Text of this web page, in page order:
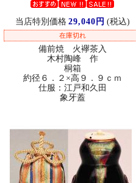
当店特別価格 29,040円 (税込)
在庫切れ
備前焼 火襷茶入
木村陶峰 作
桐箱
約径６．２×高９．９ｃｍ
仕服：江戸和久田
象牙蓋